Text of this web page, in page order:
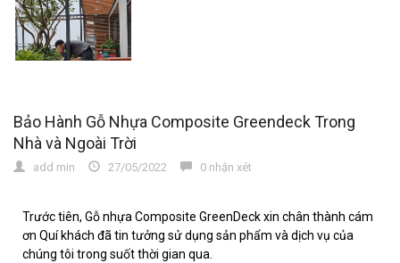
Bảo Hành Gỗ Nhựa Composite Greendeck Trong
Nhà và Ngoài Trời
add min 27/05/2022 0 nhận xét
Trước tiên, Gỗ nhựa Composite GreenDeckxin chân thành cám
ơn Quí khách đã tin tưởng sử dụng sản phẩm và dịch vụ của
chúng tôi trong suốt thời gian qua.